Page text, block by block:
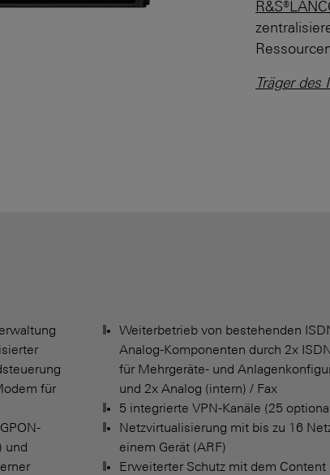
Träger des
für
und
Weiterbetrieb von bestehenden
Analog-Komponenten durch 2x
für Mehrgeräte- und
und 2x Analog (intern) / Fax
5 integrierte VPN-Kanäle (25
Netzvirtualisierung mit bis zu 16
einem Gerät (ARF)
Erweiterter Schutz mit dem Content